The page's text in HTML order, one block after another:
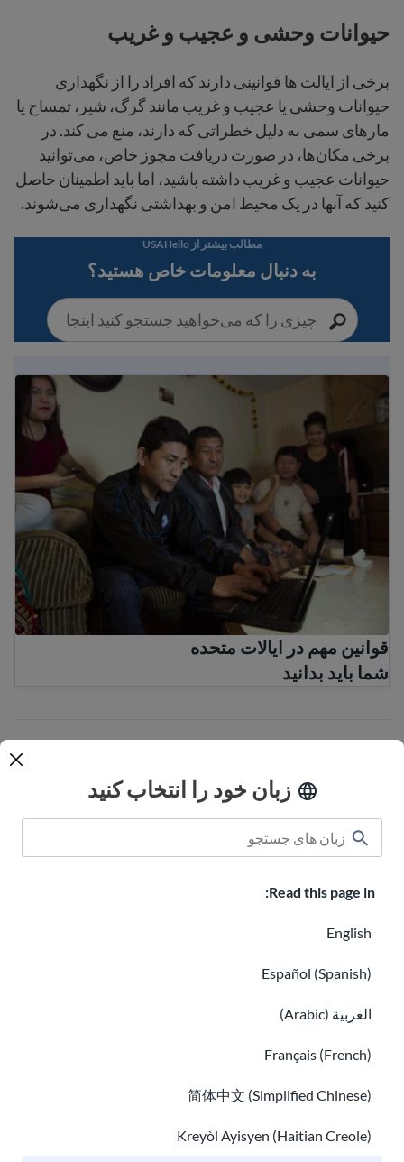
زبان خود را انتخاب کنید
Read this page in:
English
Español (Spanish)
العربية (Arabic)
Français (French)
简体中文 (Simplified Chinese)
Kreyòl Ayisyen (Haitian Creole)
حیوانات وحشی و عجیب و غریب
برخی از ایالت ها قوانینی دارند که افراد را از نگهداری
حیوانات وحشی یا عجیب و غریب مانند گرگ، شیر، تمساح یا
مارهای سمی به دلیل خطراتی که دارند، منع می کند. در
برخی مکان‌ها، در صورت دریافت مجوز خاص، می‌توانید
حیوانات عجیب و غریب داشته باشید، اما باید اطمینان حاصل
کنید که آنها در یک محیط امن و بهداشتی نگهداری می‌شوند.
مطالب بیشتر از USAHello
به دنبال معلومات خاص هستید؟
قوانین مهم در ایالات متحده
شما باید بدانید
قوانین مهم در ایالات متحده
شما باید بدانید
کلاس درس درباره ما
برای گرفتن خبرنامه ما ثبت نام کنید
مناطلاعات حریم خصوصی